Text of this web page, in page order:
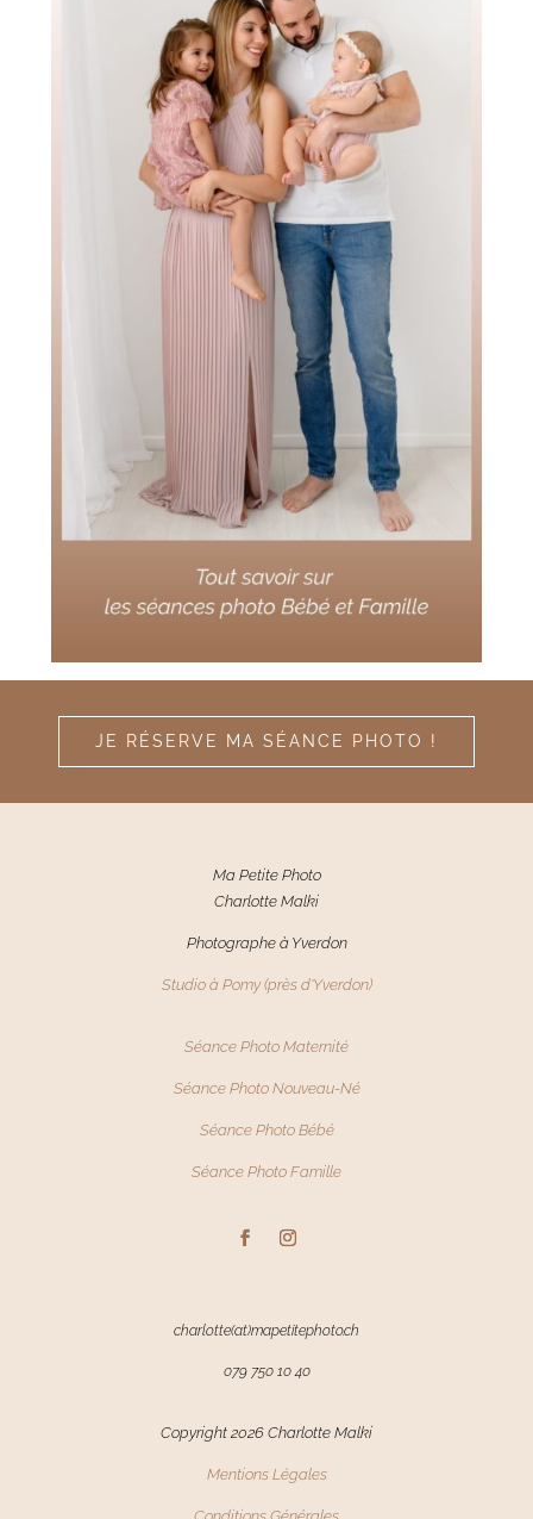
JE RÉSERVE MA SÉANCE PHOTO !
Ma Petite Photo
Charlotte Malki
Photographe à Yverdon
Studio à Pomy (près d'Yverdon)
Séance Photo Maternité
Séance Photo Nouveau-Né
Séance PhotoBébé
Séance Photo Famille
charlotte(at)mapetitephoto.ch
079 750 10 40
Copyright 2026 Charlotte Malki
Mentions Légales